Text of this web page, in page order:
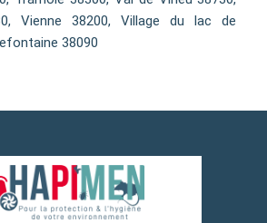
Vienne 38200, Village du lac de
38090